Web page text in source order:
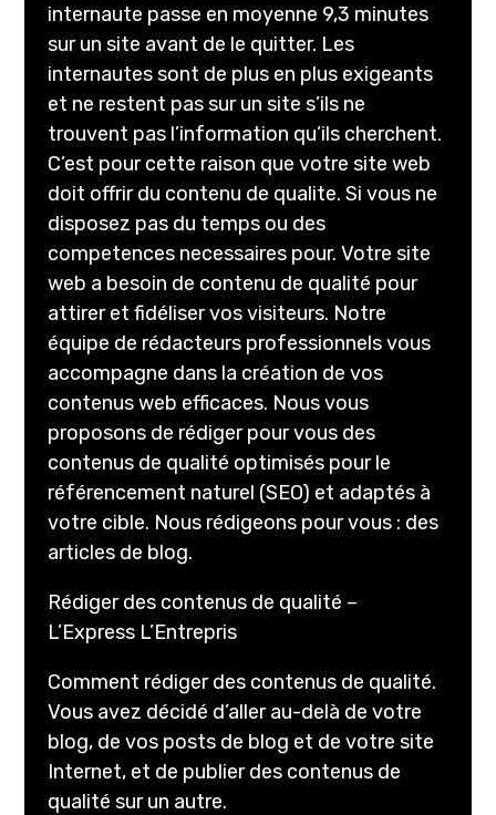
internaute passe en moyenne 9,3 minutes
sur un site avant de le quitter. Les
internautes sont de plus en plus exigeants
et ne restent pas sur un site s’ils ne
trouvent pas l’information qu’ils cherchent.
C’est pour cette raison que votre site web
doit offrir du contenu de qualite. Si vous ne
disposez pas du temps ou des
competences necessaires pour. Votre site
web a besoin de contenu de qualité pour
attirer et fidéliser vos visiteurs. Notre
équipe de rédacteurs professionnels vous
accompagne dans la création de vos
contenus web efficaces. Nous vous
proposons de rédiger pour vous des
contenus de qualité optimisés pour le
référencement naturel (SEO) et adaptés à
votre cible. Nous rédigeons pour vous : des
articles de blog.
Rédiger des contenus de qualité –
L’Express L’Entrepris
Comment rédiger des contenus de qualité.
Vous avez décidé d’aller au-delà de votre
blog, de vos posts de blog et de votre site
Internet, et de publier des contenus de
qualité sur un autre.